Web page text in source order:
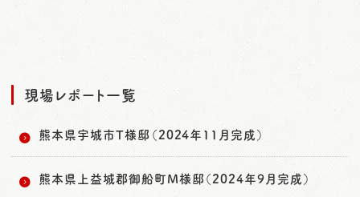
現場レポート一覧
熊本県宇城市T様邸（2024年11月完成）
熊本県上益城郡御船町M様邸（2024年9月完成）